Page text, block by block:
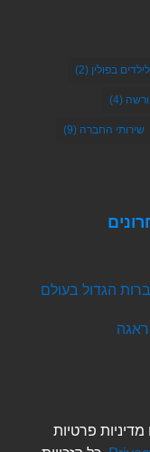
בפולין (2)
(4)
שירותי החברה (9)
הגדול בעולם
פרטיות